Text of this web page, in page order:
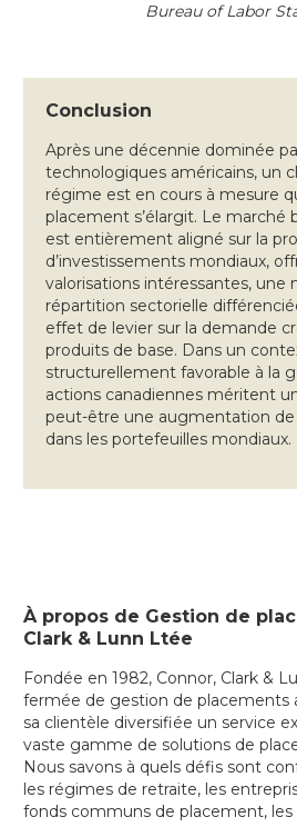
Bureau of Labor
Conclusion
Après une décennie dominée
technologiques américains, un
régime est en cours à mesure
placement s’élargit. Le marché
est entièrement aligné sur la
d’investissements mondiaux,
valorisations intéressantes, une
répartition sectorielle
effet de levier sur la demande
produits de base. Dans un
structurellement favorable à la
actions canadiennes méritent
peut-être une augmentation de
dans les portefeuilles mondiaux.
À propos de Gestion de
Clark & Lunn Ltée
Fondée en 1982, Connor, Clark &
fermée de gestion de placements
sa clientèle diversifiée un service
vaste gamme de solutions de
Nous savons à quels défis sont
les régimes de retraite, les
fonds communs de placement,